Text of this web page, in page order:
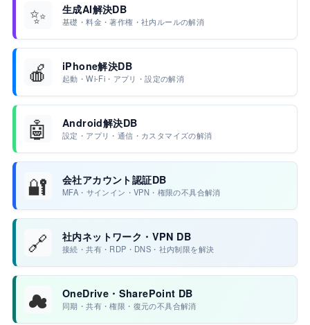
✨ 生成AI解決DB
基礎・料金・著作権・社内ルールの解消
🍎 iPhone解決DB
起動・Wi-Fi・アプリ・設定の解消
🤖 Android解決DB
設定・アプリ・通信・カスタマイズの解消
🔐 会社アカウント認証DB
MFA・サインイン・VPN・権限の不具合解消
🔗 社内ネットワーク・VPN DB
接続・共有・RDP・DNS・社内制限を解決
☁ OneDrive・SharePoint DB
同期・共有・権限・復元の不具合解消